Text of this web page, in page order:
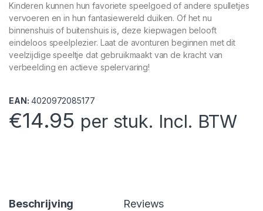
Kinderen kunnen hun favoriete speelgoed of andere spulletjes
vervoeren en in hun fantasiewereld duiken. Of het nu
binnenshuis of buitenshuis is, deze kiepwagen belooft
eindeloos speelplezier. Laat de avonturen beginnen met dit
veelzijdige speeltje dat gebruikmaakt van de kracht van
verbeelding en actieve spelervaring!
EAN: 4020972085177
€14.95 per stuk. Incl. BTW
Beschrijving Reviews